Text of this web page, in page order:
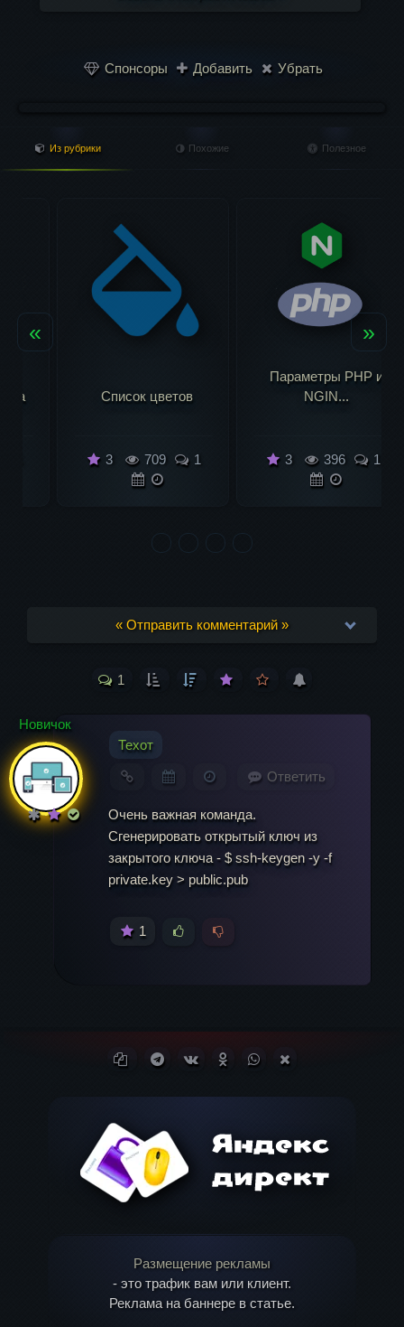
Спонсоры Добавить Убрать
Из рубрики Похожие Полезное
Список цветов
709 1
Параметры PHP и
NGIN...
396 1
« »
« Отправить комментарий »
Обязательные поля помечены*
Комментарий
1
Новичок
Техот
Ответить
Очень важная команда.
Сгенерировать открытый ключ из
закрытого ключа - $ ssh-keygen -y -f
private.key > public.pub
1
Копировать ссылку
Поделиться в Telegram
Поделиться ВКонтакте
Поделиться в
Размещение рекламы
- это трафик вам или клиент.
Реклама на баннере в статье.